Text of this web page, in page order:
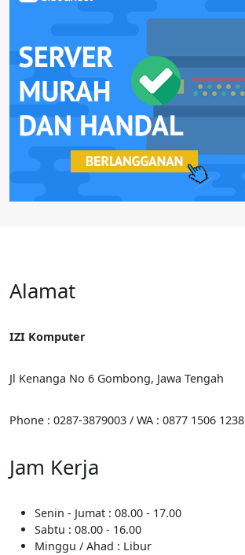
Alamat
IZI Komputer
Jl Kenanga No 6 Gombong, Jawa Tengah
Phone : 0287-3879003 / WA : 0877 1506 1238
Jam Kerja
Senin - Jumat : 08.00 - 17.00
Sabtu : 08.00 - 16.00
Minggu / Ahad : Libur